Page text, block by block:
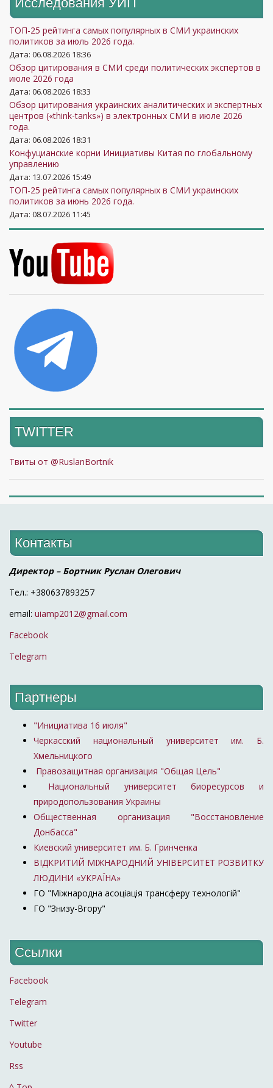
ТОП-25 рейтинга самых популярных в СМИ украинских
политиков за июль 2026 года.
Дата: 06.08.2026 18:36
Обзор цитирования в СМИ среди политических экспертов в
июле 2026 года
Дата: 06.08.2026 18:33
Обзор цитирования украинских аналитических и экспертных
центров («think-tanks») в электронных СМИ в июле 2026
года.
Дата: 06.08.2026 18:31
Конфуцианские корни Инициативы Китая по глобальному
управлению
Дата: 13.07.2026 15:49
ТОП-25 рейтинга самых популярных в СМИ украинских
политиков за июнь 2026 года.
Дата: 08.07.2026 11:45
TWITTER
Твиты от @RuslanBortnik
Контакты
Директор – Бортник Руслан Олегович
Тел.: +380637893257
email: uiamp2012@gmail.com
Facebook
Telegram
Партнеры
"Инициатива 16 июля"
Черкасский национальный университет им. Б.
Хмельницкого
Правозащитная организация "Общая Цель"
Национальный университет биоресурсов и
природопользования Украины
Общественная организация "Восстановление
Донбасса"
Киевский университет им. Б. Гринченка
ВІДКРИТИЙ МІЖНАРОДНИЙ УНІВЕРСИТЕТ РОЗВИТКУ
ЛЮДИНИ «УКРАЇНА»
ГО "Міжнародна асоціація трансферу технологій"
ГО "Знизу-Вгору"
Ссылки
Facebook
Telegram
Twitter
Youtube
Rss